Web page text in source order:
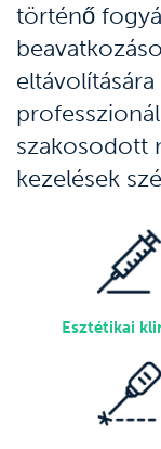
történő
szakosodott
kezelések
Esztétikai